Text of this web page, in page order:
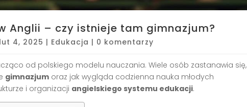
Anglii – czy istnieje tam gimnazjum?
lut 4, 2025 | Edukacja | 0 komentarzy
od polskiego modelu nauczania. Wiele osób zastanawia się,
gimnazjum oraz jak wygląda codzienna nauka młodych
i organizacji angielskiego systemu edukacji.